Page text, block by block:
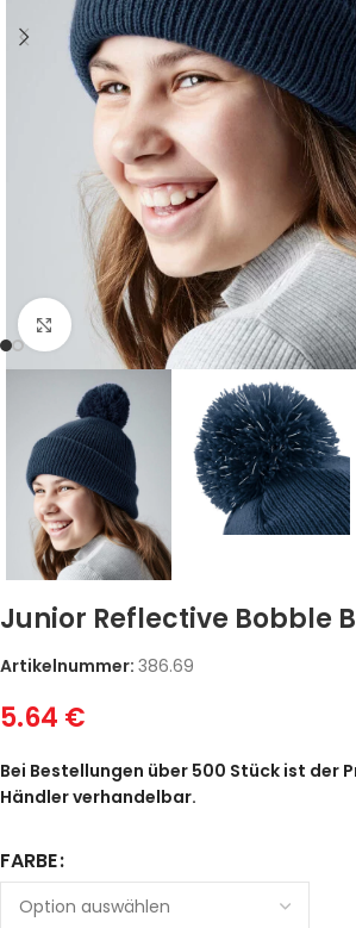
Zum Vergrößern klicken
Junior Reflective Bobble
Artikelnummer: 386.69
5.64 €
Bei Bestellungen über 500 Stück ist der
Händler verhandelbar.
FARBE